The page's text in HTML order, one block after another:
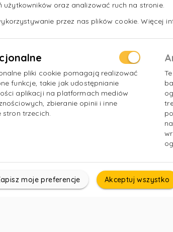
użytkowników oraz analizować ruch na stronie.
przez nas plików cookie. Więcej
pliki cookie pomagają realizować
funkcje, takie jak udostępnianie
aplikacji na platformach mediów
zbieranie opinii i inne
stron trzecich.
moje preferencje Akceptuj wszystko